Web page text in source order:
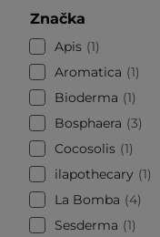
Značka
Apis 1
Aromatica
1
Bioderma
1
Bosphaera
3
Cocosolis 1
ilapothecary
1
La Bomba
4
Sesderma
1